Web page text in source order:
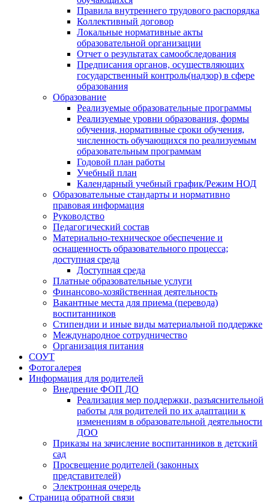
Правила внутреннего трудового распорядка
Коллективный договор
Локальные нормативные акты
образовательной организации
Отчет о результатах самообследования
Предписания органов, осуществляющих
государственный контроль(надзор) в сфере
образования
Образование
Реализуемые образовательные программы
Реализуемые уровни образования, формы
обучения, нормативные сроки обучения,
численность обучающихся по реализуемым
образовательным программам
Годовой план работы
Учебный план
Календарный учебный график/Режим НОД
Образовательные стандарты и нормативно
правовая информация
Руководство
Педагогический состав
Материально-техническое обеспечение и
оснащенность образовательного процесса;
доступная среда
Доступная среда
Платные образовательные услуги
Финансово-хозяйственная деятельность
Вакантные места для приема (перевода)
воспитанников
Стипендии и иные виды материальной поддержке
Международное сотрудничество
Организация питания
СОУТ
Фотогалерея
Информация для родителей
Внедрение ФОП ДО
Реализация мер поддержки, разъяснительной
работы для родителей по их адаптации к
изменениям в образовательной деятельности
ДОО
Приказы на зачисление воспитанников в детский
сад
Просвещение родителей (законных
представителей)
Электронная очередь
Страница обратной связи